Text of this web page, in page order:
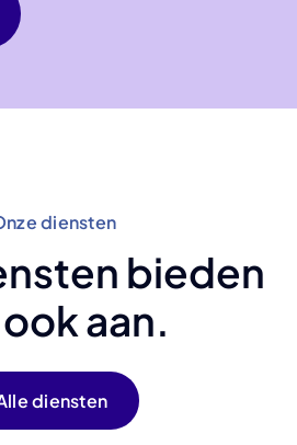
diensten
bieden
aan.
diensten